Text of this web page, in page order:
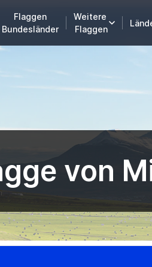
Flaggen
Bundesländer
Weitere
Flaggen
von